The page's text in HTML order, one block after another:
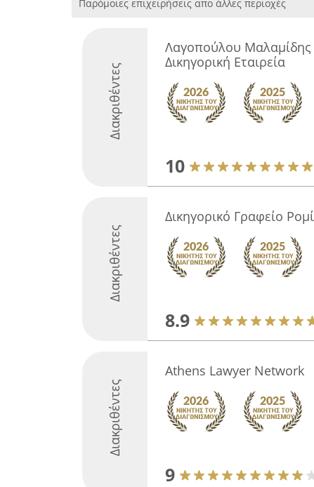
Παρόμοιες επιχειρήσεις απο άλλες περιοχές
Διακριθέντες
Λαγοπούλου Μαλαμίδης
Δικηγορική Εταιρεία
10
Διακριθέντες
Δικηγορικό Γραφείο
8.9
Διακριθέντες
Athens Lawyer Network
9